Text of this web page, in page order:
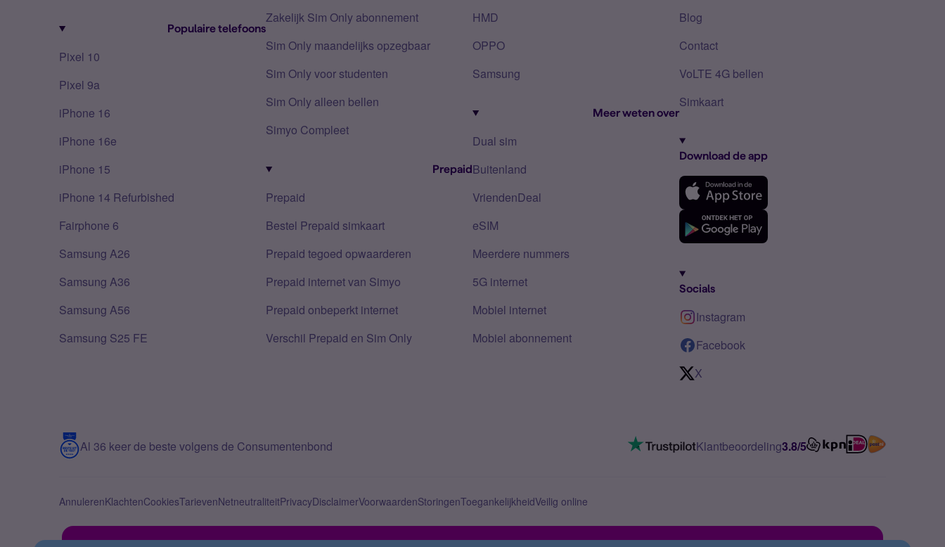
Populaire telefoons
Pixel 10
Pixel 9a
iPhone 16
iPhone 16e
iPhone 15
iPhone 14 Refurbished
Fairphone 6
Samsung A26
Samsung A36
Samsung A56
Samsung S25 FE
Zakelijk Sim Only abonnement
Sim Only maandelijks opzegbaar
Sim Only voor studenten
Sim Only alleen bellen
Simyo Compleet
Prepaid
Prepaid
Bestel Prepaid simkaart
Prepaid tegoed opwaarderen
Prepaid internet van Simyo
Prepaid onbeperkt internet
Verschil Prepaid en Sim Only
HMD
OPPO
Samsung
Meer weten over
Dual sim
Buitenland
VriendenDeal
eSIM
Meerdere nummers
5G internet
Mobiel internet
Mobiel abonnement
Blog
Contact
VoLTE 4G bellen
Simkaart
Download de app
Socials
Instagram
Facebook
X
Al 36 keer de beste volgens de Consumentenbond Klantbeoordeling3.8/5
AnnulerenKlachtenCookiesTarievenNetneutraliteitPrivacyDisclaimerVoorwaardenStoringenToegankelijkheidVeilig online